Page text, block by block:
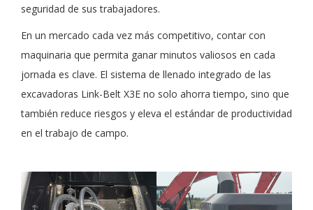
seguridad de sus trabajadores.
En un mercado cada vez más competitivo, contar con
maquinaria que permita ganar minutos valiosos en cada
jornada es clave. El sistema de llenado integrado de las
excavadoras Link-Belt X3E no solo ahorra tiempo, sino que
también reduce riesgos y eleva el estándar de productividad
en el trabajo de campo.